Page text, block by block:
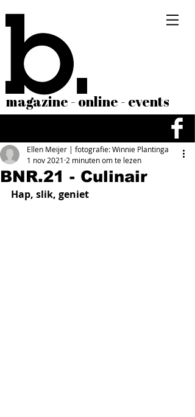
magazine - online - events
BNR.21 - Culinair
Ellen Meijer | fotografie: Winnie Plantinga
1 nov 2021 2 minuten om te lezen
Hap, slik, geniet